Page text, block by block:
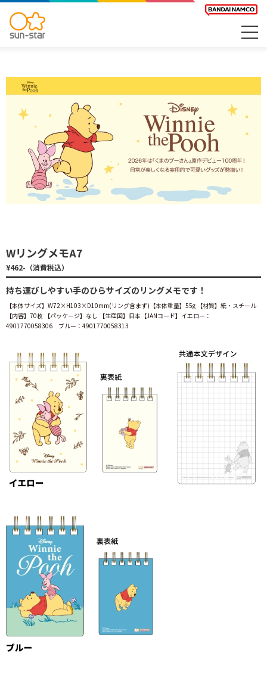
WリングメモA7
¥462-（消費税込）
持ち運びしやすい手のひらサイズのリングメモです！
【本体サイズ】W72×H103×D10mm(リング含まず)【本体重量】55g 【材質】紙・スチール
【内容】70枚 【パッケージ】なし 【生産国】日本【JANコード】イエロー：
4901770058306 ブルー：4901770058313